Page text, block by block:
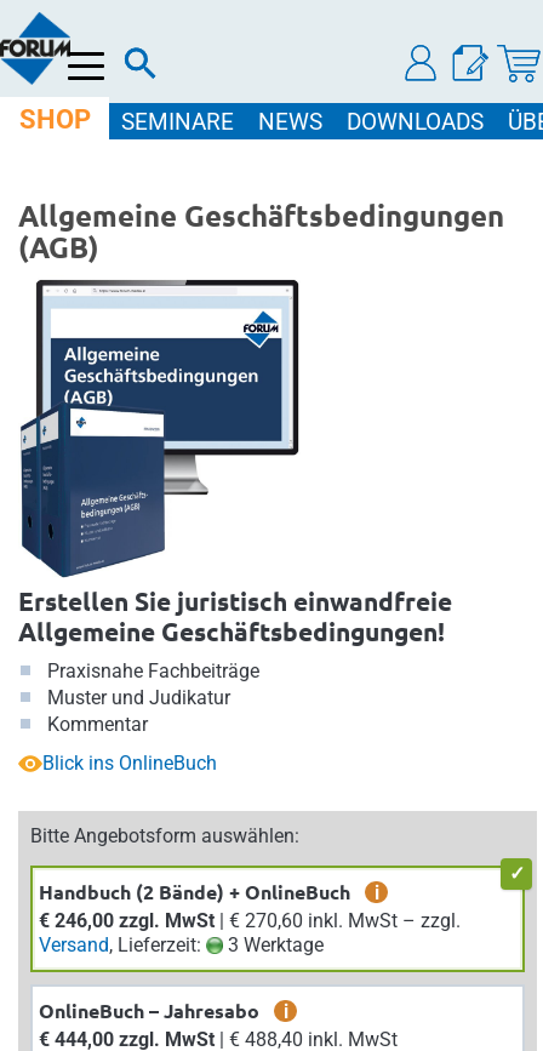
Menü
SHOP SEMINARE NEWS DOWNLOADS
Allgemeine Geschäftsbedingungen
(AGB)
Erstellen Sie juristisch einwandfreie
Allgemeine Geschäftsbedingungen!
Praxisnahe Fachbeiträge
Muster und Judikatur
Kommentar
Blick ins OnlineBuch
Bitte Angebotsform auswählen:
Handbuch (2 Bände) + OnlineBuch
i
€ 246,00 zzgl. MwSt
| € 270,60 inkl. MwSt – zzgl.
Versand, Lieferzeit: 3 Werktage
OnlineBuch – Jahresabo
i
€ 444,00 zzgl. MwSt
| € 488,40 inkl. MwSt